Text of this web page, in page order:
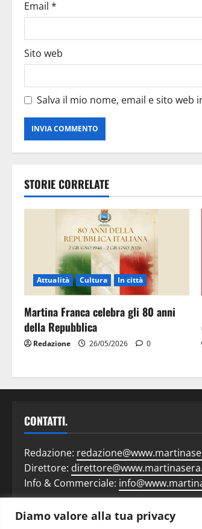
Diamo valore alla tua privacy
Email *
Sito web
Salva il mio nome, email e sito
STORIE CORRELATE
Attualità Cultura In città
Martina Franca celebra gli 80 anni
della Repubblica
Redazione 26/05/2026 0
CONTATTI.
Redazione:
Direttore:
Info & Commerciale: